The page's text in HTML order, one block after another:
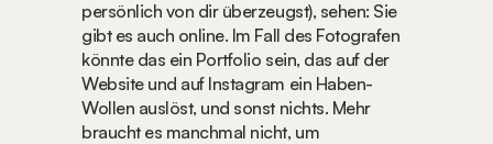
persönlich von dir überzeugst), sehen: Sie
gibt es auch online. Im Fall des Fotografen
könnte das ein Portfolio sein, das auf der
Website und auf Instagram ein Haben-
Wollen auslöst, und sonst nichts. Mehr
braucht es manchmal nicht, um